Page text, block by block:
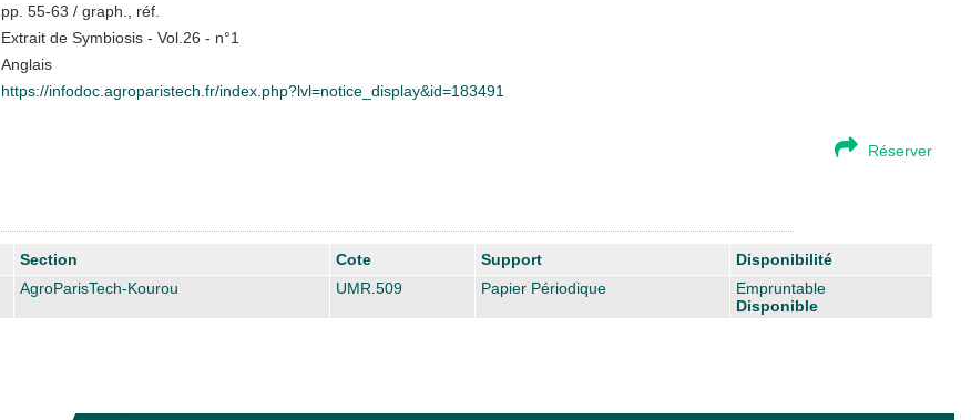
pp. 55-63 / graph., réf.
Extrait de Symbiosis - Vol.26 - n°1
Anglais
https://infodoc.agroparistech.fr/index.php?lvl=notice_display&id=183491
Réserver
Section Cote Support
Disponibilité
AgroParisTech-Kourou UMR.509 Papier Périodique
Empruntable
Disponible